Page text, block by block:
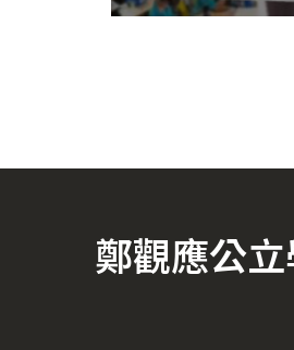
鄭觀應公